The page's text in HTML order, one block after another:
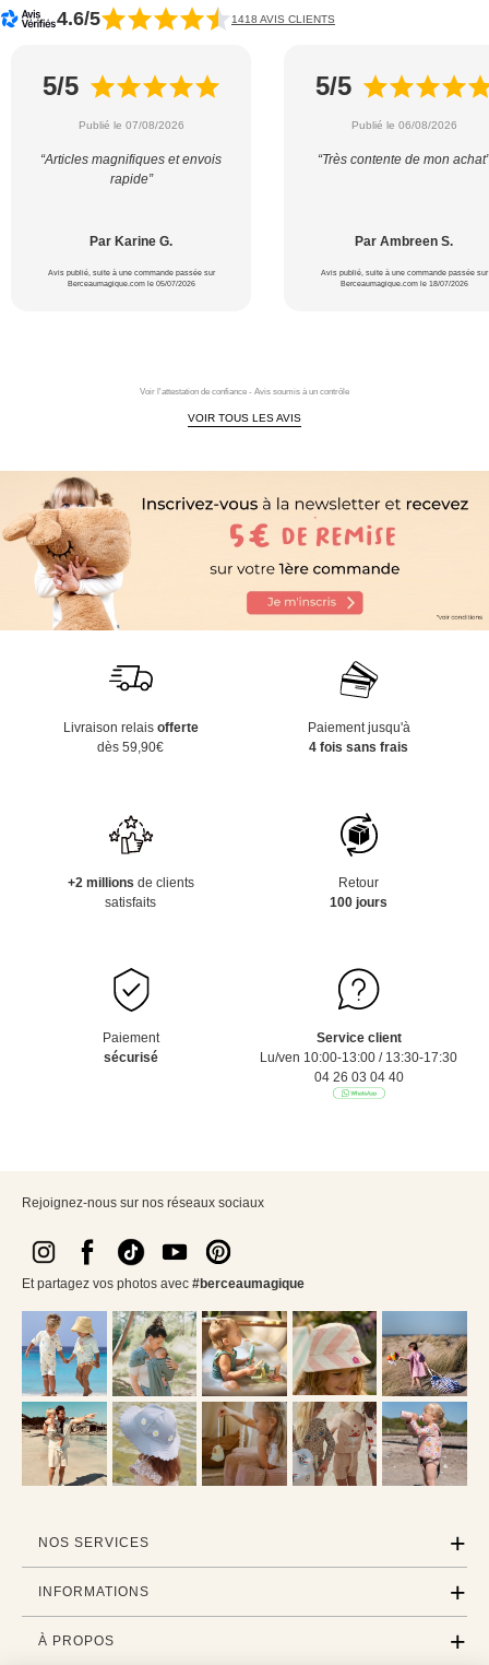
4.6/5 1418 AVIS CLIENTS
5/5
Publié le 07/08/2026
“Articles magnifiques et envois
rapide”
Par Karine G.
Avis publié, suite à une commande passée sur
Berceaumagique.com le 05/07/2026
5/5
Publié le 06/08/2026
“Très contente de mon achat”
Par Ambreen S.
Avis publié, suite à une commande passée sur
Berceaumagique.com le 18/07/2026
Voir l'attestation de confiance - Avis soumis à un contrôle
VOIR TOUS LES AVIS
Livraison relais offerte
dès 59,90€
Paiement jusqu'à
4 fois sans frais
+2 millions de clients
satisfaits
Retour
100 jours
Paiement
sécurisé
Service client
Lu/ven 10:00-13:00 / 13:30-17:30
04 26 03 04 40
Rejoignez-nous sur nos réseaux sociaux
Et partagez vos photos avec #berceaumagique
NOS SERVICES
INFORMATIONS
À PROPOS